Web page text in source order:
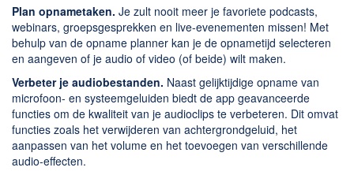
Plan opnametaken. Je zult nooit meer je favoriete podcasts,
webinars, groepsgesprekken en live-evenementen missen! Met
behulp van de opname planner kan je de opnametijd selecteren
en aangeven of je audio of video (of beide) wilt maken.
Verbeter je audiobestanden. Naast gelijktijdige opname van
microfoon- en systeemgeluiden biedt de app geavanceerde
functies om de kwaliteit van je audioclips te verbeteren. Dit omvat
functies zoals het verwijderen van achtergrondgeluid, het
aanpassen van het volume en het toevoegen van verschillende
audio-effecten.